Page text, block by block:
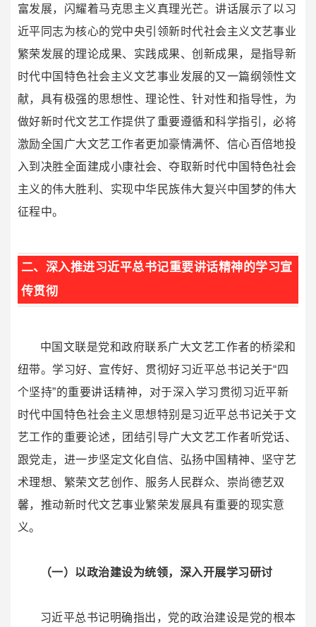
富发展，闪耀着马克思主义真理光芒。讲话展示了以习
近平同志为核心的党中央引领新时代社会主义文艺事业
繁荣发展的理论成果、实践成果、创新成果，是指导新
时代中国特色社会主义文艺事业发展的又一篇纲领性文
献，具有极强的思想性、理论性、针对性和指导性，为
做好新时代文艺工作提供了重要遵循和科学指引，必将
激励全国广大文艺工作者更加豪情满怀、信心百倍地投
入到决胜全面建成小康社会、夺取新时代中国特色社会
主义的伟大胜利、实现中华民族伟大复兴中国梦的伟大
征程中。
二、深入推进习近平总书记重要讲话精神的学习宣
传贯彻
中国文联是党和政府联系广大文艺工作者的桥梁和
纽带。学习好、宣传好、贯彻好习近平总书记关于“四
个坚持”的重要讲话精神，对于深入学习贯彻习近平新
时代中国特色社会主义思想特别是习近平总书记关于文
艺工作的重要论述，团结引导广大文艺工作者听党话、
跟党走，进一步坚定文化自信、弘扬中国精神、坚守艺
术理想、繁荣文艺创作、服务人民群众、崇尚德艺双
馨，推动新时代文艺事业繁荣发展具有重要的现实意
义。
（一）以政治建设为统领，深入开展学习研讨
习近平总书记明确指出，党的政治建设是党的根本